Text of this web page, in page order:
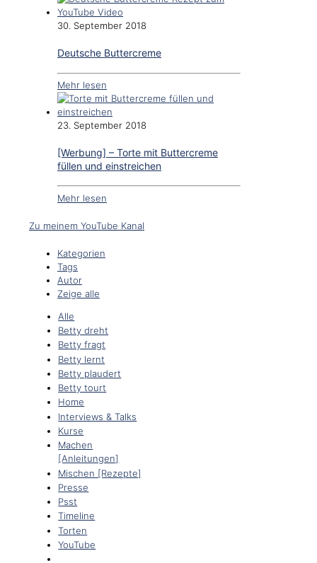
30. September 2018
Deutsche Buttercreme
Mehr lesen
23. September 2018
[Werbung] – Torte mit Buttercreme
füllen und einstreichen
Mehr lesen
Zu meinem YouTube Kanal
Kategorien
Tags
Autor
Zeige alle
Alle
Betty dreht
Betty fragt
Betty lernt
Betty plaudert
Betty tourt
Home
Interviews & Talks
Kurse
Machen
[Anleitungen]
Mischen [Rezepte]
Presse
Psst
Timeline
Torten
YouTube